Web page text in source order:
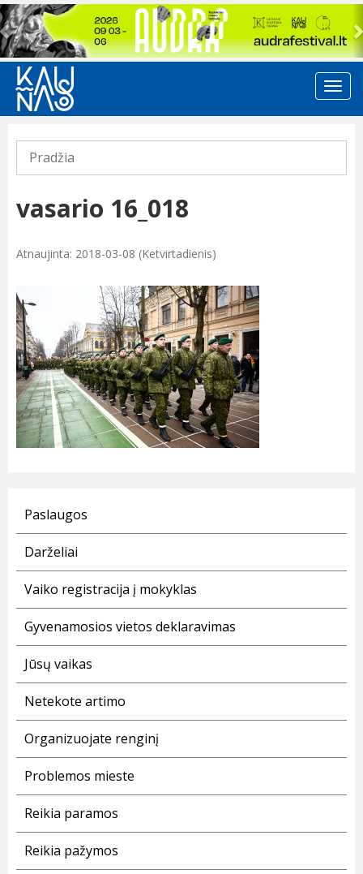
Previous
Pradžia
vasario 16_018
Atnaujinta: 2018-03-08 (Ketvirtadienis)
Paslaugos
Darželiai
Vaiko registracija į mokyklas
Gyvenamosios vietos deklaravimas
Jūsų vaikas
Netekote artimo
Organizuojate renginį
Problemos mieste
Reikia paramos
Reikia pažymos